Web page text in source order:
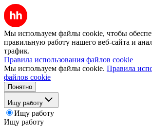
Мы используем файлы cookie, чтобы
правильную работу нашего веб-сайта и
трафик.
Правила использования файлов cookie
Мы используем файлы cookie. Правила
файлов cookie
Понятно
Ищу работу
Ищу работу
Ищу работу